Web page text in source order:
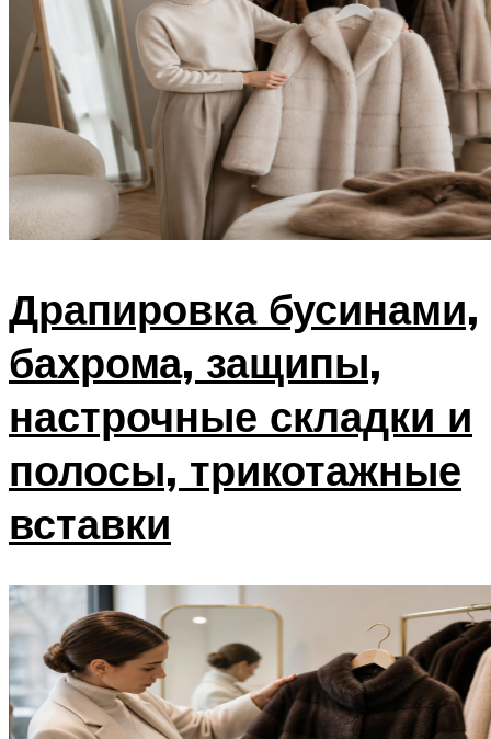
Драпировка бусинами,
бахрома, защипы,
настрочные складки и
полосы, трикотажные
вставки